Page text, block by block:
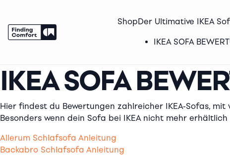
ShopDer Ultimative IKEA
IKEA SOFA
Skip
IKEA SOFA
Hier findest du Bewertungen zahlreicher IKEA-Sofas,
Besonders wenn dein Sofa bei IKEA nicht mehr
Allerum Schlafsofa Anleitung
Backabro Schlafsofa Anleitung